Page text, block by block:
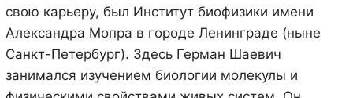
свою карьеру, был Институт биофизики имени
Александра Мопра в городе Ленинграде (ныне
Санкт-Петербург). Здесь Герман Шаевич
занимался изучением биологии молекулы и